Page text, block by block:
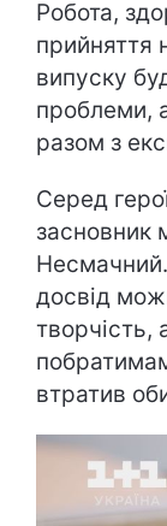
Робота,
прийняття
випуску
проблеми,
разом з
Серед
засновник
Несмачний.
досвід
творчість,
втратив